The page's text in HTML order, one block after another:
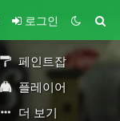
로그인
페인트잡
플레이어
더 보기